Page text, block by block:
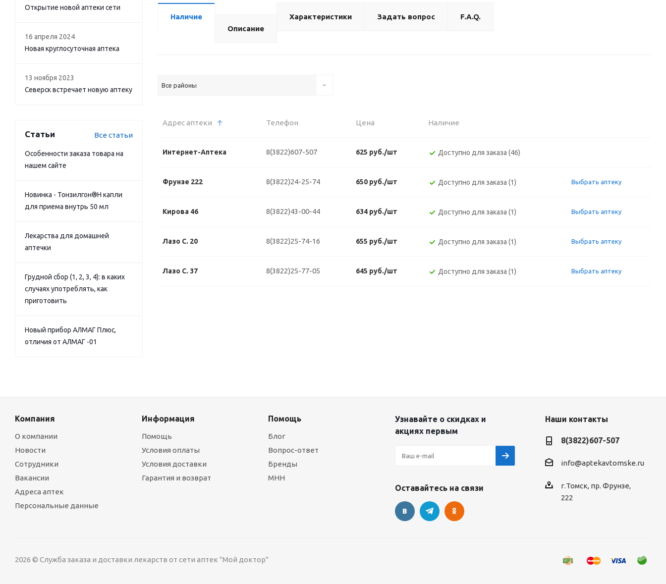
Наличие
Описание
Характеристики Задать вопрос F.A.Q.
Все районы
Адрес аптеки Телефон Цена Наличие
Интернет-Аптека 8(3822)607-507 625 руб./шт Доступно для заказа (46)
Фрунзе 222 8(3822)24-25-74 650 руб./шт Доступно для заказа (1) Выбрать аптеку
Кирова 46 8(3822)43-00-44 634 руб./шт Доступно для заказа (1) Выбрать аптеку
Лазо С. 20 8(3822)25-74-16 655 руб./шт Доступно для заказа (1) Выбрать аптеку
Лазо С. 37 8(3822)25-77-05 645 руб./шт Доступно для заказа (1) Выбрать аптеку
Открытие новой аптеки сети
16 апреля 2024
Новая круглосуточная аптека
13 ноября 2023
Северск встречает новую аптеку
Статьи Все статьи
Особенности заказа товара на
нашем сайте
Новинка - Тонзилгон®Н капли
для приема внутрь 50 мл
Лекарства для домашней
аптечки
Грудной сбор (1, 2, 3, 4): в каких
случаях употреблять, как
приготовить
Новый прибор АЛМАГ Плюс,
отличия от АЛМАГ -01
Компания
О компании
Новости
Сотрудники
Вакансии
Адреса аптек
Персональные данные
Информация
Помощь
Условия оплаты
Условия доставки
Гарантия и возврат
Помощь
Блог
Вопрос-ответ
Бренды
МНН
Узнавайте о скидках и
акциях первым
Оставайтесь на связи
Наши контакты
8(3822)607-507
info@aptekavtomske.ru
г.Томск, пр. Фрунзе,
222
2026 © Служба заказа и доставки лекарств от сети аптек "Мой доктор"